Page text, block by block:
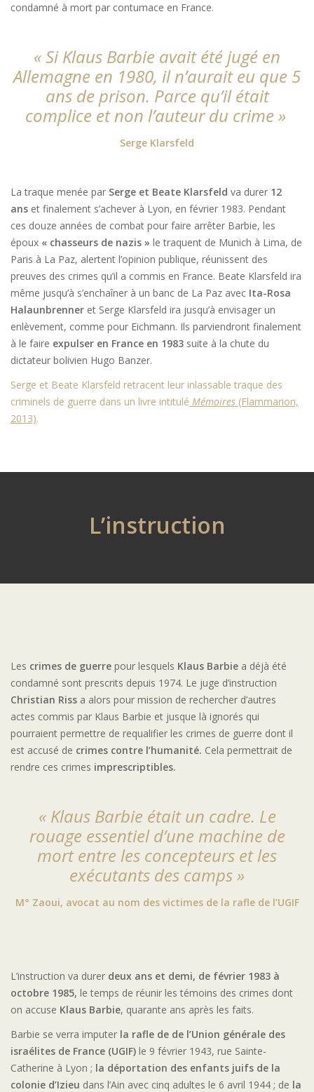
condamné à mort par contumace en France.
« Si Klaus Barbie avait été jugé en
Allemagne en 1980, il n’aurait eu que 5
ans de prison. Parce qu’il était
complice et non l’auteur du crime »
Serge Klarsfeld
La traque menée par Serge et Beate Klarsfeld va durer 12
ans et finalement s’achever à Lyon, en février 1983. Pendant
ces douze années de combat pour faire arrêter Barbie, les
époux « chasseurs de nazis » le traquent de Munich à Lima, de
Paris à La Paz, alertent l’opinion publique, réunissent des
preuves des crimes qu’il a commis en France. Beate Klarsfeld ira
même jusqu’à s’enchaîner à un banc de La Paz avec Ita-Rosa
Halaunbrenner et Serge Klarsfeld ira jusqu’à envisager un
enlèvement, comme pour Eichmann. Ils parviendront finalement
à le faire expulser en France en 1983 suite à la chute du
dictateur bolivien Hugo Banzer.
Serge et Beate Klarsfeld retracent leur inlassable traque des
criminels de guerre dans un livre intitulé Mémoires (Flammarion,
2013).
L’instruction
Les crimes de guerre pour lesquels Klaus Barbie a déjà été
condamné sont prescrits depuis 1974. Le juge d’instruction
Christian Riss a alors pour mission de rechercher d’autres
actes commis par Klaus Barbie et jusque là ignorés qui
pourraient permettre de requalifier les crimes de guerre dont il
est accusé de crimes contre l’humanité. Cela permettrait de
rendre ces crimes imprescriptibles.
« Klaus Barbie était un cadre. Le
rouage essentiel d’une machine de
mort entre les concepteurs et les
exécutants des camps »
M° Zaoui, avocat au nom des victimes de la rafle de l’UGIF
L’instruction va durer deux ans et demi, de février 1983 à
octobre 1985, le temps de réunir les témoins des crimes dont
on accuse Klaus Barbie, quarante ans après les faits.
Barbie se verra imputer la rafle de de l’Union générale des
israélites de France (UGIF) le 9 février 1943, rue Sainte-
Catherine à Lyon ; la déportation des enfants juifs de la
colonie d’Izieu dans l’Ain avec cinq adultes le 6 avril 1944 ; de la